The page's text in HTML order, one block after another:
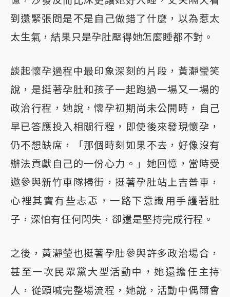
到還緊張問是不是自己做錯了什麼，以為惹太
太生氣，結果只是孕肚壓得她怎麼睡都不對。
談起懷孕過程中最印象深刻的片段，黃瀞瑩笑
說，是挺著孕肚和孩子一起跑過一場又一場的
政治行程，她說，懷孕初期尚未公開時，自己
早已答應投入相關行程，即使後來發現懷孕，
仍不想缺席，「那個時刻如果不去，好像沒有
辦法貢獻自己的一份心力。」她回憶，當時受
邀參與新竹車隊掃街，挺著孕肚站上吉普車，
心裡其實有些忐忑，一路下意識用手護著肚
子，深怕有任何閃失，卻還是堅持完成行程。
之後，黃瀞瑩也挺著孕肚參與許多政治場合，
甚至一次民眾黨大型活動中，她還擔任主持
人，從頭喊完整場流程，她說，活動中偶爾會